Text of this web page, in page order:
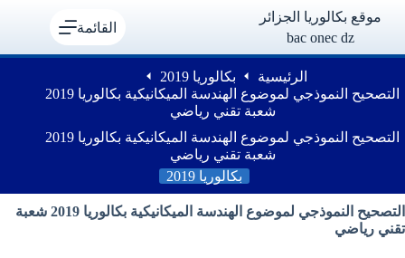
موقع بكالوريا الجزائر
bac onec dz
القائمة
الرئيسية
بكالوريا 2019
التصحيح النموذجي لموضوع الهندسة الميكانيكية بكالوريا 2019
شعبة تقني رياضي
التصحيح النموذجي لموضوع الهندسة الميكانيكية بكالوريا 2019
شعبة تقني رياضي
بكالوريا 2019
التصحيح النموذجي لموضوع الهندسة الميكانيكية بكالوريا 2019 شعبة
تقني رياضي